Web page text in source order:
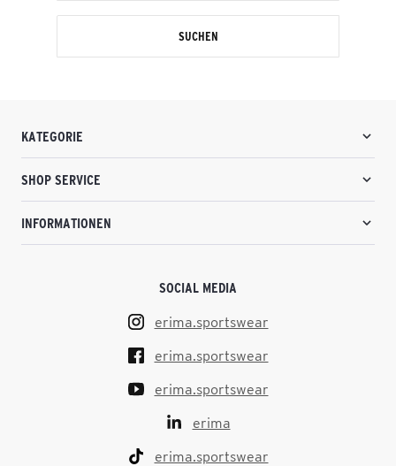
SUCHEN
KATEGORIE
SHOP SERVICE
INFORMATIONEN
SOCIAL MEDIA
erima.sportswear
erima.sportswear
erima.sportswear
erima
erima.sportswear